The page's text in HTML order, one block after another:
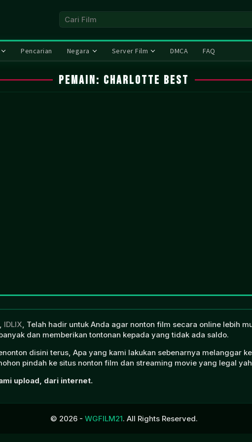
Pencarian Negara Server Film DMCA FAQ
Pemain: Charlotte Best
, IDLIX, Telah hadir untuk Anda agar nonton film secara online lebih
dan memberikan tontonan kepada yang tidak ada saldo.
disini terus, Apa yang kami lakukan sebenarnya melanggar
pindah ke situs nonton film dan streaming movie yang legal
upload, dari internet.
© 2026 - WGFILM21. All Rights Reserved.